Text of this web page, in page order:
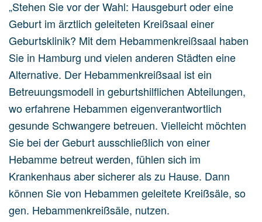
„Stehen Sie vor der Wahl: Hausgeburt oder eine
Geburt im ärztlich geleiteten Kreißsaal einer
Geburtsklinik? Mit dem Hebammenkreißsaal haben
Sie in Hamburg und vielen anderen Städten eine
Alternative. Der Hebammenkreißsaal ist ein
Betreuungsmodell in geburtshilflichen Abteilungen,
wo erfahrene Hebammen eigenverantwortlich
gesunde Schwangere betreuen. Vielleicht möchten
Sie bei der Geburt ausschließlich von einer
Hebamme betreut werden, fühlen sich im
Krankenhaus aber sicherer als zu Hause. Dann
können Sie von Hebammen geleitete Kreißsäle, so
gen. Hebammenkreißsäle, nutzen.